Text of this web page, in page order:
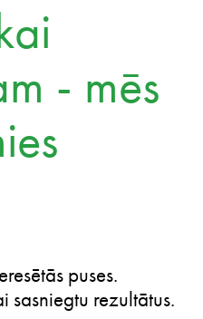
- mēs
puses.
sasniegtu rezultātus.